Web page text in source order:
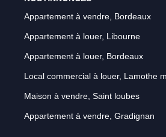
Appartement à vendre, Bordeaux
Appartement à louer, Libourne
Appartement à louer, Bordeaux
Local commercial à louer, Lamothe
Maison à vendre, Saint loubes
Appartement à vendre, Gradignan